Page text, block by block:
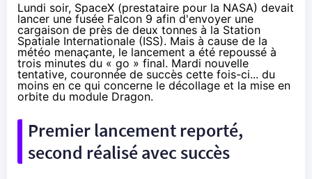
Lundi soir, SpaceX (prestataire pour la NASA) devait
lancer une fusée Falcon 9 afin d'envoyer une
cargaison de près de deux tonnes à la Station
Spatiale Internationale (ISS). Mais à cause de la
météo menaçante, le lancement a été repoussé à
trois minutes du « go » final. Mardi nouvelle
tentative, couronnée de succès cette fois-ci... du
moins en ce qui concerne le décollage et la mise en
orbite du module Dragon.
Premier lancement reporté,
second réalisé avec succès